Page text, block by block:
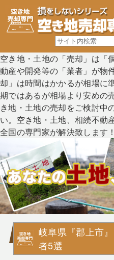
空き地・土地の「売却」は「
動産や開発等の「業者」が物
却」は時間はかかるが相場に
期ではあるが相場より安めの
き地・土地の売却をご検討中
い。空き地・土地、相続不動
全国の専門家が解決致します！
岐阜県『郡上市
者5選